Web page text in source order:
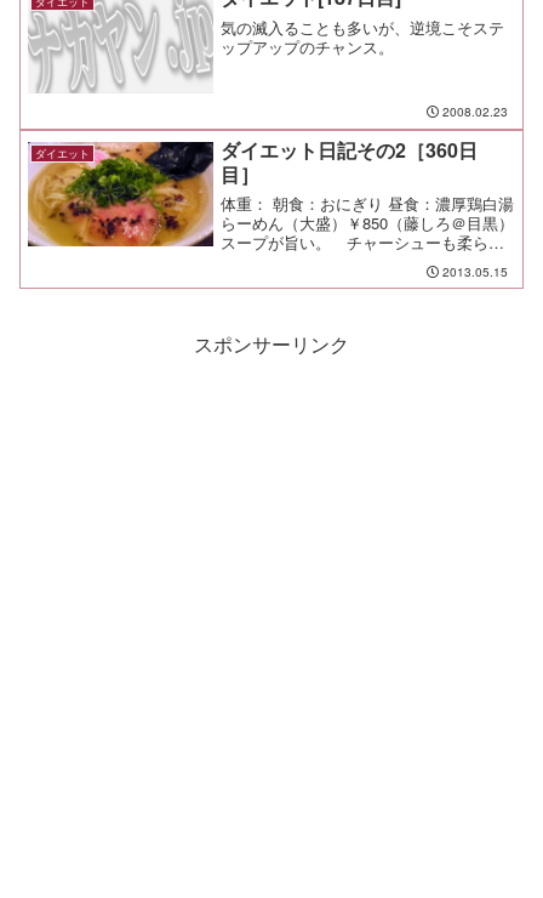
気の滅入ることも多いが、逆境こそステ
ップアップのチャンス。
2008.02.23
ダイエット
ダイエット日記その2［360日
目］
体重： 朝食：おにぎり 昼食：濃厚鶏白湯
らーめん（大盛）￥850（藤しろ＠目黒）
スープが旨い。 チャーシューも柔らか
くて旨い。 丁寧に作ってあるし、非常
に好感が持てる。が、麺をすすると麺が
2013.05.15
スポンサーリンク